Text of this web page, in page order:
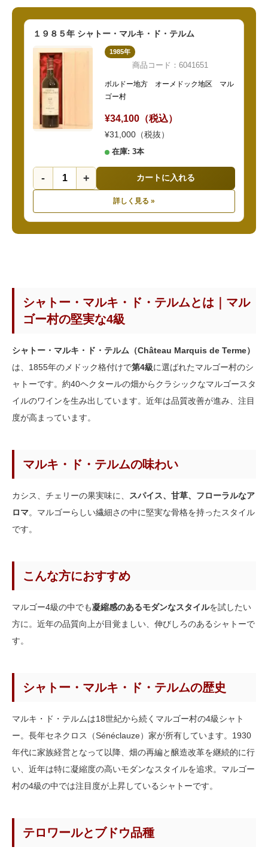
１９８５年 シャトー・マルキ・ド・テルム
1985年
商品コード：6041651
ボルドー地方 オーメドック地区 マル
ゴー村
¥34,100（税込）
¥31,000（税抜）
在庫: 3本
- + カートに入れる
詳しく見る »
シャトー・マルキ・ド・テルムとは｜マル
ゴー村の堅実な4級
シャトー・マルキ・ド・テルム（Château Marquis de Terme）
は、1855年のメドック格付けで第4級に選ばれたマルゴー村のシ
ャトーです。約40ヘクタールの畑からクラシックなマルゴースタ
イルのワインを生み出しています。近年は品質改善が進み、注目
度が高まっています。
マルキ・ド・テルムの味わい
カシス、チェリーの果実味に、
スパイス、甘草、フローラルなア
ロマ。マルゴーらしい繊細さの中に堅実な骨格を持ったスタイル
です。
こんな方におすすめ
マルゴー4級の中でも凝縮感のあるモダンなスタイルを試したい
方に。近年の品質向上が目覚ましい、伸びしろのあるシャトーで
す。
シャトー・マルキ・ド・テルムの歴史
マルキ・ド・テルムは18世紀から続くマルゴー村の4級シャト
ー。長年セネクロス（Sénéclauze）家が所有しています。1930
年代に家族経営となって以降、畑の再編と醸造改革を継続的に行
い、近年は特に凝縮度の高いモダンなスタイルを追求。マルゴー
村の4級の中では注目度が上昇しているシャトーです。
テロワールとブドウ品種